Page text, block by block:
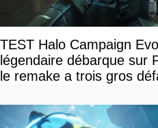
TEST Halo Campaign
légendaire débarque sur
le remake a trois gros